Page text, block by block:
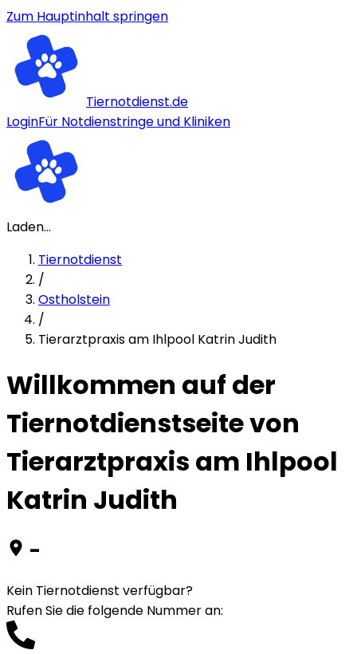
Zum Hauptinhalt springen
Tiernotdienst.de
LoginFür Notdienstringe und Kliniken
Laden...
Tiernotdienst
/
Ostholstein
/
Tierarztpraxis am Ihlpool Katrin Judith
Willkommen auf der
Tiernotdienstseite von
Tierarztpraxis am Ihlpool
Katrin Judith
-
Kein Tiernotdienst verfügbar?
Rufen Sie die folgende Nummer an: